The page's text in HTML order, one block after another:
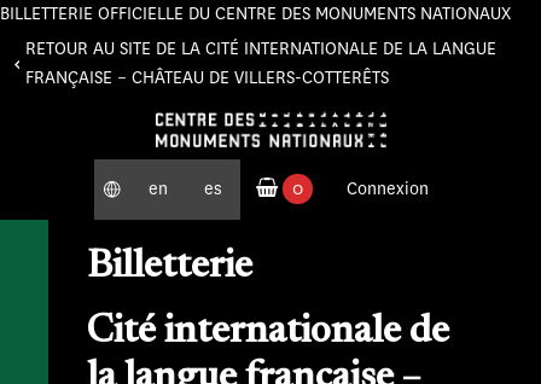
BILLETTERIE OFFICIELLE DU CENTRE DES MONUMENTS NATIONAUX
RETOUR AU SITE DE LA CITÉ INTERNATIONALE DE LA LANGUE
FRANÇAISE – CHÂTEAU DE VILLERS-COTTERÊTS
en es
0
Connexion
Billetterie
Cité internationale de
Panneau de gestion des cookies